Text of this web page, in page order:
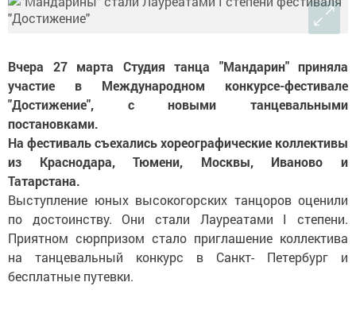
Вчера 27 марта Студия танца "Мандарин" приняла
участие в Международном конкурсе-фестивале
"Достижение", с новыми танцевальными
постановками.
На фестиваль съехались хореографические коллективы
из Краснодара, Тюмени, Москвы, Иваново и
Татарстана.
Выступление юных высокогорских танцоров оценили
по достоинству. Они стали Лауреатами I степени.
Приятном сюрпризом стало приглашение коллектива
на танцевальный конкурс в Санкт- Петербург и
бесплатные путевки.